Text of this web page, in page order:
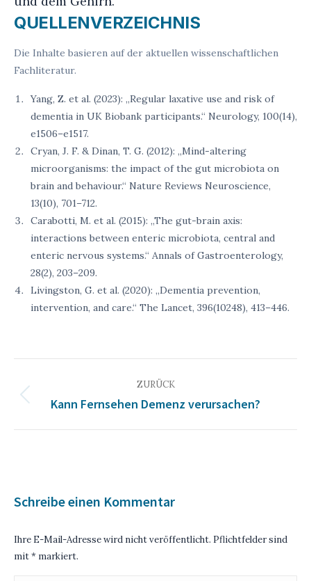
QUELLENVERZEICHNIS
Die Inhalte basieren auf der aktuellen wissenschaftlichen
Fachliteratur.
Yang, Z. et al. (2023): „Regular laxative use and risk of
dementia in UK Biobank participants.“ Neurology, 100(14),
e1506–e1517.
Cryan, J. F. & Dinan, T. G. (2012): „Mind-altering
microorganisms: the impact of the gut microbiota on
brain and behaviour.“ Nature Reviews Neuroscience,
13(10), 701–712.
Carabotti, M. et al. (2015): „The gut-brain axis:
interactions between enteric microbiota, central and
enteric nervous systems.“ Annals of Gastroenterology,
28(2), 203–209.
Livingston, G. et al. (2020): „Dementia prevention,
intervention, and care.“ The Lancet, 396(10248), 413–446.
KOMMENTARNAVIGATION
ZURÜCK
Vorheriger
Beitrag:
Kann Fernsehen Demenz verursachen?
Schreibe einen Kommentar
Ihre E-Mail-Adresse wird nicht veröffentlicht. Pflichtfelder sind
mit* markiert.